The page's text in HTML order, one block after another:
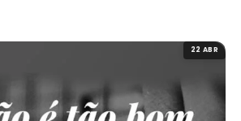
22 ABR